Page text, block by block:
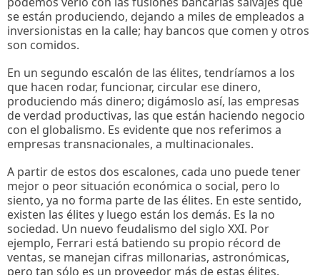
se están produciendo, dejando a miles de empleados a
inversionistas en la calle; hay bancos que comen y otros
son comidos.
En un segundo escalón de las élites, tendríamos a los
que hacen rodar, funcionar, circular ese dinero,
produciendo más dinero; digámoslo así, las empresas
de verdad productivas, las que están haciendo negocio
con el globalismo. Es evidente que nos referimos a
empresas transnacionales, a multinacionales.
A partir de estos dos escalones, cada uno puede tener
mejor o peor situación económica o social, pero lo
siento, ya no forma parte de las élites. En este sentido,
existen las élites y luego están los demás. Es la no
sociedad. Un nuevo feudalismo del siglo XXI. Por
ejemplo, Ferrari está batiendo su propio récord de
ventas, se manejan cifras millonarias, astronómicas,
pero tan sólo es un proveedor más de estas élites.